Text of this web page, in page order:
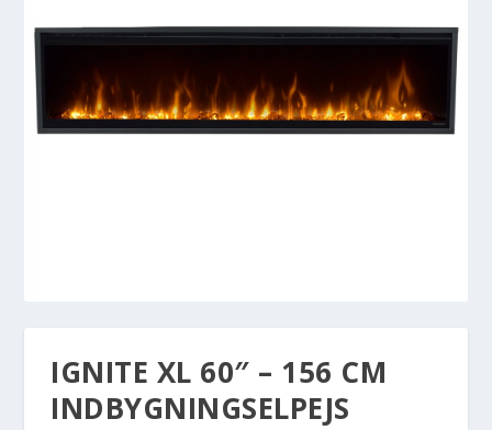
IGNITE XL 60″ – 156 CM
INDBYGNINGSELPEJS